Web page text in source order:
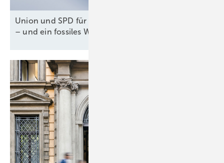
Union und SPD für Tankzuschuss und Steuererlass
– und ein fossiles Weiter-so!